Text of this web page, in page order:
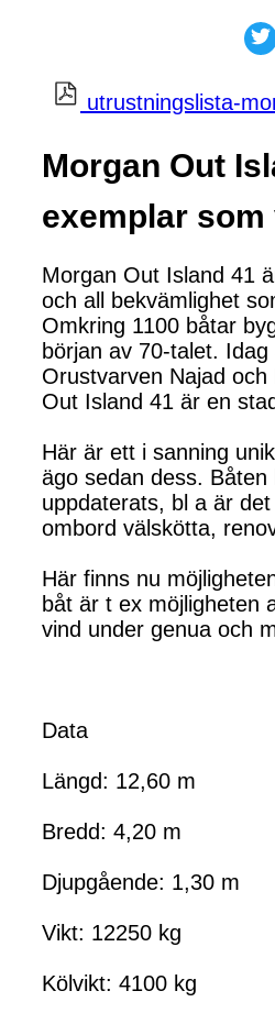
utrustningslista-
Morgan Out
exemplar
Morgan Out Island 41
och all bekvämlighet
Omkring 1100 båtar
början av 70-talet.
Orustvarven Najad och
Out Island 41 är en
Här är ett i sanning
ägo sedan dess.
uppdaterats, bl a är
ombord välskötta,
Här finns nu
båt är t ex möjligheten
vind under genua och
Data
Längd: 12,60 m
Bredd: 4,20 m
Djupgående: 1,30 m
Vikt: 12250 kg
Kölvikt: 4100 kg